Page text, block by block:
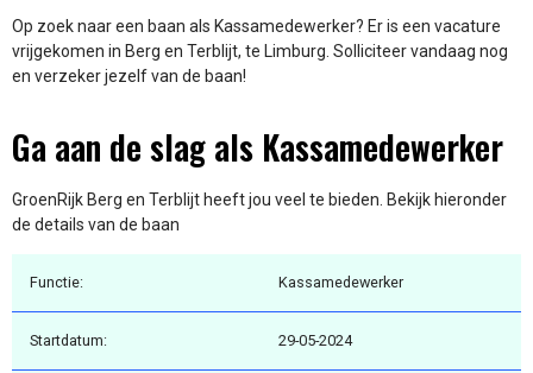
Op zoek naar een baan als Kassamedewerker? Er is een vacature
vrijgekomen in Berg en Terblijt, te Limburg. Solliciteer vandaag nog
en verzeker jezelf van de baan!
Ga aan de slag als Kassamedewerker
GroenRijk Berg en Terblijt heeft jou veel te bieden. Bekijk hieronder
de details van de baan
Functie: Kassamedewerker
Startdatum: 29-05-2024